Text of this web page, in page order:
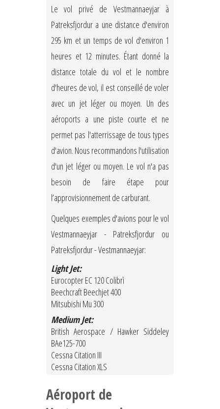
Le vol privé de Vestmannaeyjar à
Patreksfjordur a une distance d'environ
295 km et un temps de vol d'environ 1
heures et 12 minutes. Étant donné la
distance totale du vol et le nombre
d'heures de vol, il est conseillé de voler
avec un jet léger ou moyen. Un des
aéroports a une piste courte et ne
permet pas l'atterrissage de tous types
d'avion. Nous recommandons l'utilisation
d'un jet léger ou moyen. Le vol n'a pas
besoin de faire étape pour
l’approvisionnement de carburant.
Quelques exemples d'avions pour le vol
Vestmannaeyjar - Patreksfjordur ou
Patreksfjordur - Vestmannaeyjar:
Light Jet:
Eurocopter EC 120 Colibrì
Beechcraft Beechjet 400
Mitsubishi Mu 300
Medium Jet:
British Aerospace / Hawker Siddeley
BAe125-700
Cessna Citation III
Cessna Citation XLS
Aéroport de